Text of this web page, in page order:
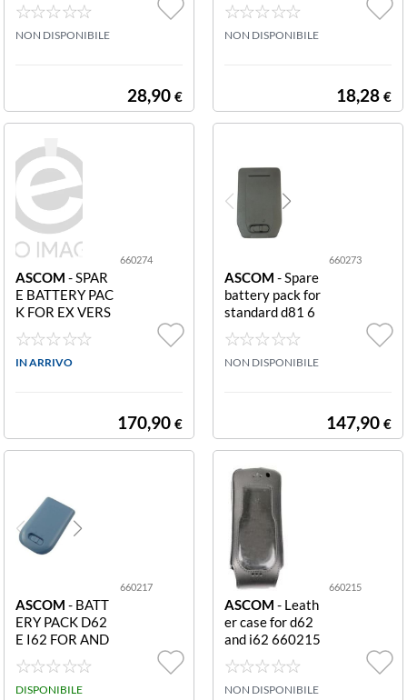
r d81
NON DISPONIBILE
28,90 €
ssenger
NON DISPONIBILE
18,28 €
660274
ASCOM - SPAR
E BATTERY PAC
K FOR EX VERS
ION 660274
IN ARRIVO
170,90 €
660273
ASCOM - Spare
battery pack for
standard d81 6
60273 Spare ba
ttery pack for st
andard d81
NON DISPONIBILE
147,90 €
660217
ASCOM - BATT
ERY PACK D62
E I62 FOR AND
660217 Batter
y pack for d62 a
nd i62
DISPONIBILE
660215
ASCOM - Leath
er case for d62
and i62 660215
Leather case for
d62 and i62
NON DISPONIBILE